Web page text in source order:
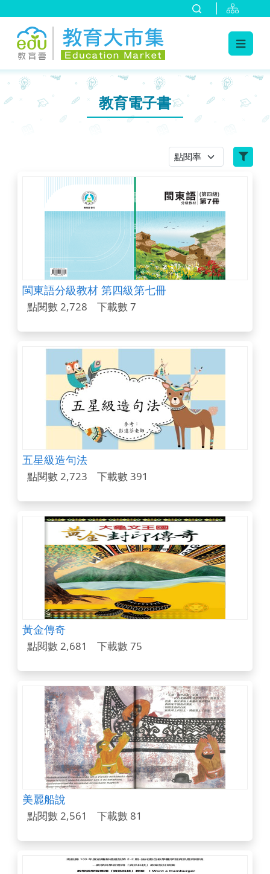
::: 教育電子書
閩東語分級教材 第四級第七冊
點閱數 2,728 下載數 7
五星級造句法
點閱數 2,723 下載數 391
黃金傳奇
點閱數 2,681 下載數 75
美麗船說
點閱數 2,561 下載數 81